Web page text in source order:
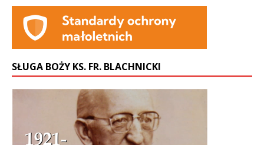
SŁUGA BOŻY KS. FR. BLACHNICKI